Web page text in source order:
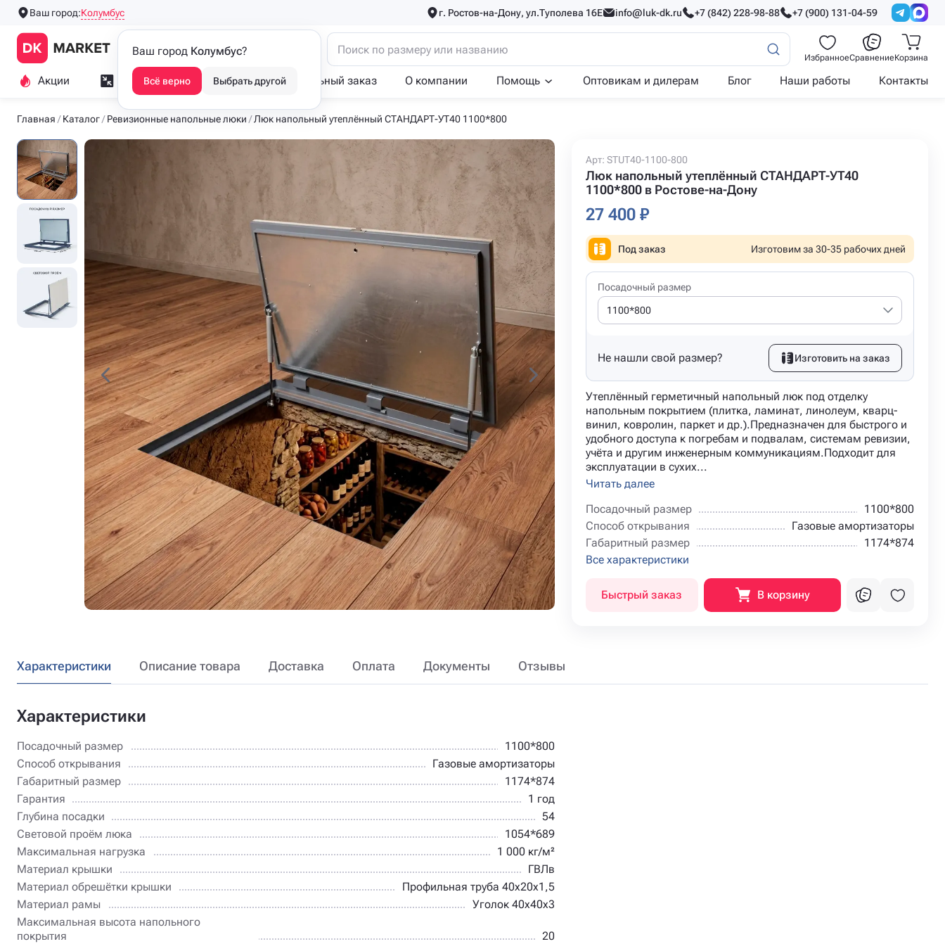
Ваш город:Колумбус г. Ростов-на-Дону, ул.Туполева 16Е info@luk-dk.ru +7 (842) 228-98-88 +7 (900) 131-04-59
люки с 2016 года
ИзбранноеСравнениеКорзина
Акции Замер и монтаж Индивидуальный заказ О компании Помощь Оптовикам и дилерам Блог Наши работы Контакты
Главная Каталог Ревизионные напольные люки Люк напольный утеплённый СТАНДАРТ-УТ40 1100*800
Арт: STUT40-1100-800
Люк напольный утеплённый СТАНДАРТ-УТ40
1100*800 в Ростове-на-Дону
27 400 ₽
Под заказ Изготовим за 30-35 рабочих дней
Посадочный размер
1100*800
Не нашли свой размер? Изготовить на заказ
Утеплённый герметичный напольный люк под отделку
напольным покрытием (плитка, ламинат, линолеум, кварц-
винил, ковролин, паркет и др.).Предназначен для быстрого и
удобного доступа к погребам и подвалам, системам ревизии,
учёта и другим инженерным коммуникациям.Подходит для
эксплуатации в сухих...
Читать далее
Посадочный размер
1100*800
Способ открывания
Газовые амортизаторы
Габаритный размер
1174*874
Все характеристики
Быстрый заказ В корзину
Характеристики Описание товара Доставка Оплата Документы Отзывы
Характеристики
Посадочный размер
1100*800
Способ открывания
Газовые амортизаторы
Габаритный размер
1174*874
Гарантия
1 год
Глубина посадки
54
Световой проём люка
1054*689
Максимальная нагрузка
1 000 кг/м²
Материал крышки
ГВЛв
Материал обрешётки крышки
Профильная труба 40х20х1,5
Материал рамы
Уголок 40х40х3
Максимальная высота напольного
покрытия
20
Ваш город Колумбус?
Всё верно Выбрать другой